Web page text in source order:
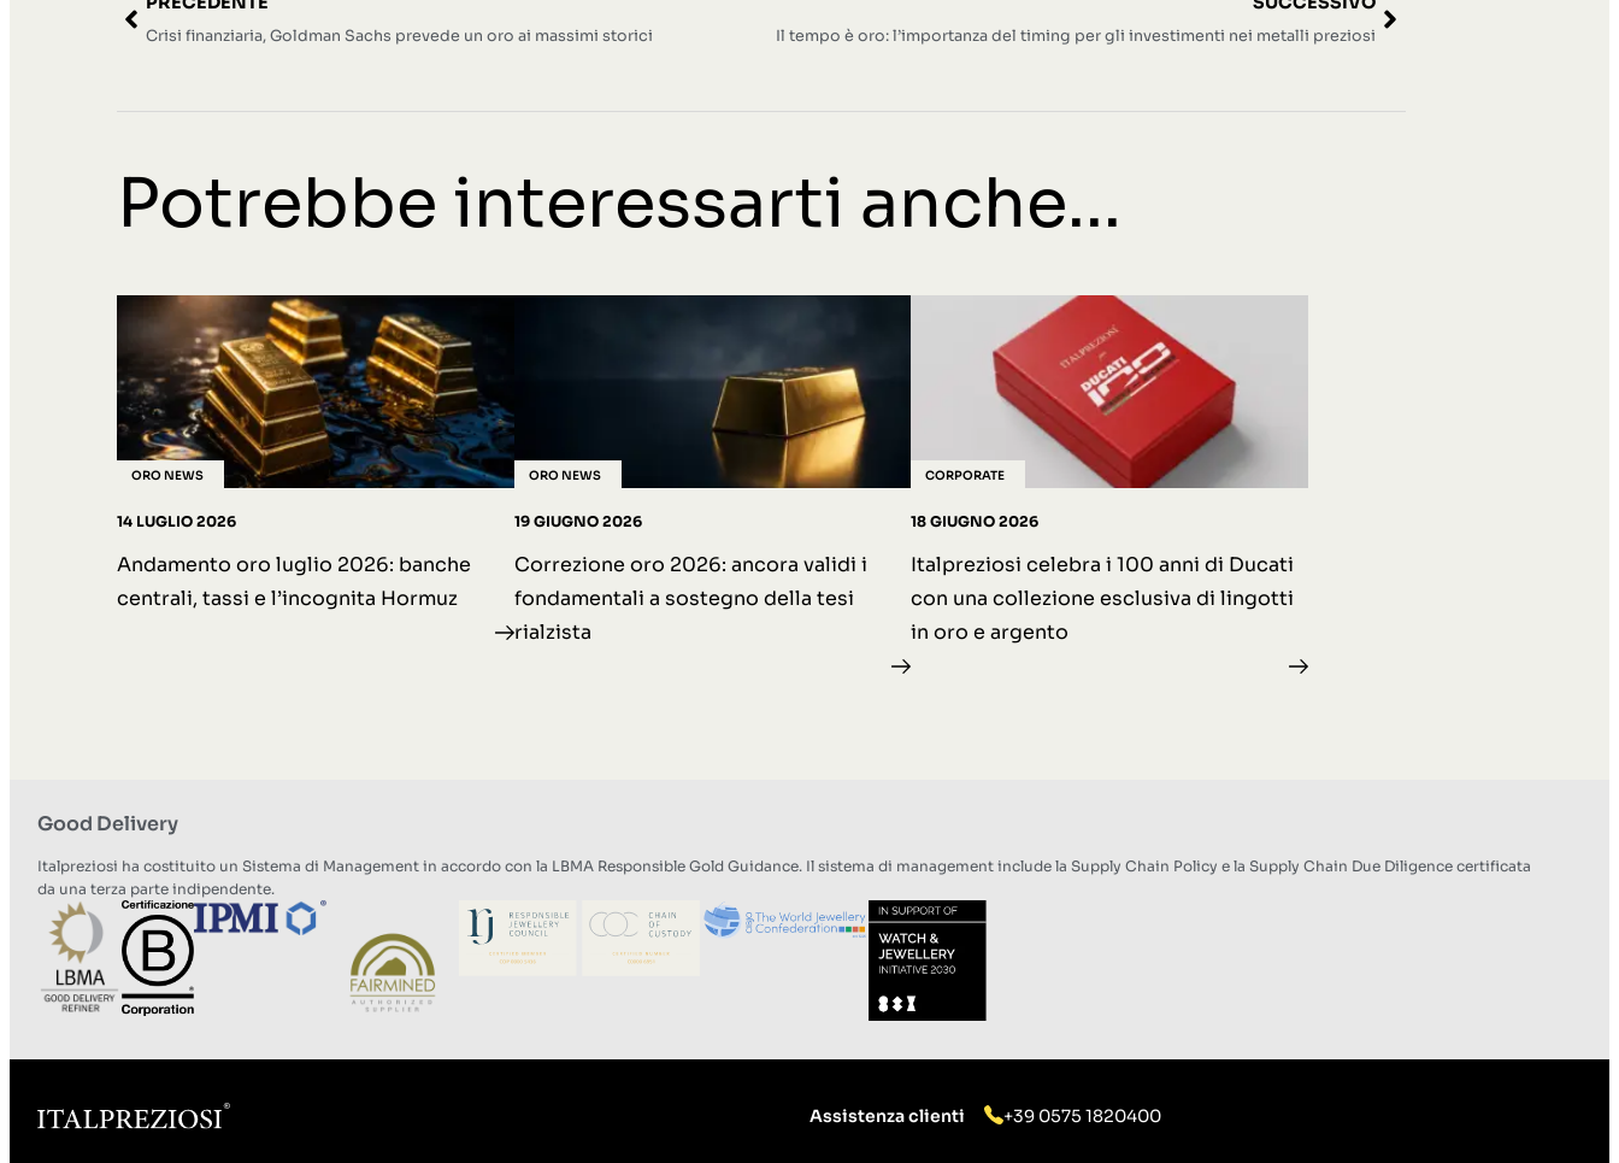
Crisi finanziaria, Goldman Sachs prevede un oro ai massimi storici Il tempo è oro: l’importanza del timing per gli investimenti nei metalli preziosi
Potrebbe interessarti anche...
ORO NEWS
14 LUGLIO 2026
Andamento oro luglio 2026: banche
centrali, tassi e l’incognita Hormuz
ORO NEWS
19 GIUGNO 2026
Correzione oro 2026: ancora validi i
fondamentali a sostegno della tesi
rialzista
CORPORATE
18 GIUGNO 2026
Italpreziosi celebra i 100 anni di Ducati
con una collezione esclusiva di lingotti
in oro e argento
Good Delivery
Italpreziosi ha costituito un Sistema di Management in accordo con la LBMA Responsible Gold Guidance. Il sistema di management include la Supply Chain Policy e la Supply Chain Due Diligence certificata
da una terza parte indipendente.
Assistenza clienti +39 0575 1820400